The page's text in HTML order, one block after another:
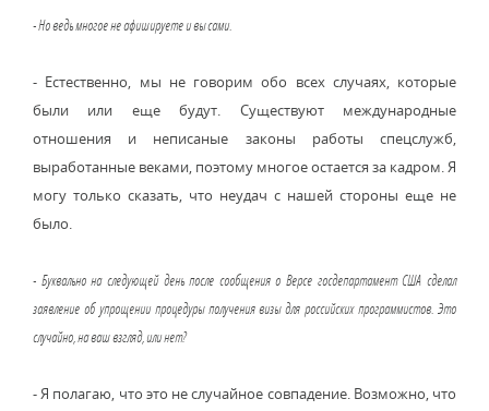
- Но ведь многое не афишируете и вы сами.
- Естественно, мы не говорим обо всех случаях, которые
были или еще будут. Существуют международные
отношения и неписаные законы работы спецслужб,
выработанные веками, поэтому многое остается за кадром. Я
могу только сказать, что неудач с нашей стороны еще не
было.
- Буквально на следующей день после сообщения о Версе госдепартамент США сделал
заявление об упрощении процедуры получения визы для российских программистов. Это
случайно, на ваш взгляд, или нет?
- Я полагаю, что это не случайное совпадение. Возможно, что